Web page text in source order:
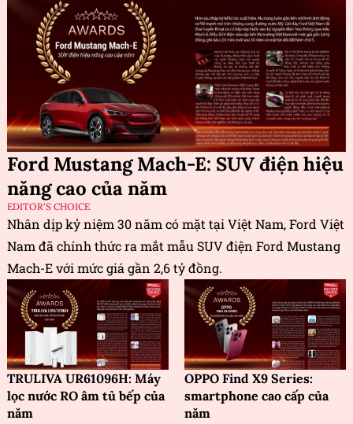
Ford Mustang Mach-E: SUV điện hiệu
năng cao của năm
EDITOR'S CHOICE
Nhân dịp kỷ niệm 30 năm có mặt tại Việt Nam, Ford Việt
Nam đã chính thức ra mắt mẫu SUV điện Ford Mustang
Mach-E với mức giá gần 2,6 tỷ đồng.
TRULIVA UR61096H: Máy
lọc nước RO âm tủ bếp của
năm
OPPO Find X9 Series:
smartphone cao cấp của
năm